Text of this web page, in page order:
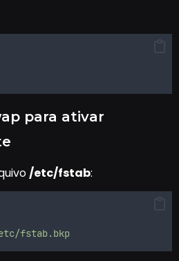
para ativar
/etc/fstab:
fstab.bkp